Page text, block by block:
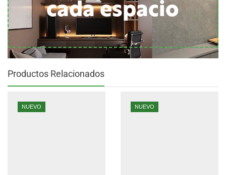
cada espacio
Productos Relacionados
NUEVO NUEVO